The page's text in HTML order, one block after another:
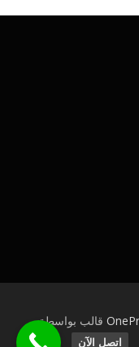
قالب بواسطة
اتصل الآن